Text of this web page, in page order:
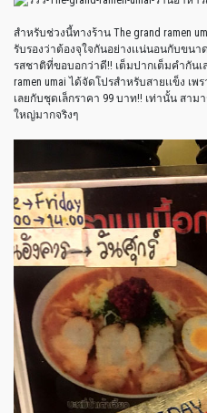
สำหรับช่วงนี้ทางร้าน The grand ramen
รับรองว่าต้องจุใจกันอย่างเเน่นอนกับขนา
รสชาติที่ขอบอกว่าดี!! เต็มปากเต็มคำกันเ
ramen umai ได้จัดโปรสำหรับสายเเข็ง เพ
เลยกับชุดเล็กราคา 99 บาท!! เท่านั้น สาม
ใหญ่มากจริงๆ